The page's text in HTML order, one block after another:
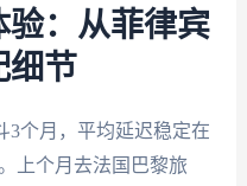
：从菲律宾
细节
3个月，平均延迟稳定在
上个月去法国巴黎旅